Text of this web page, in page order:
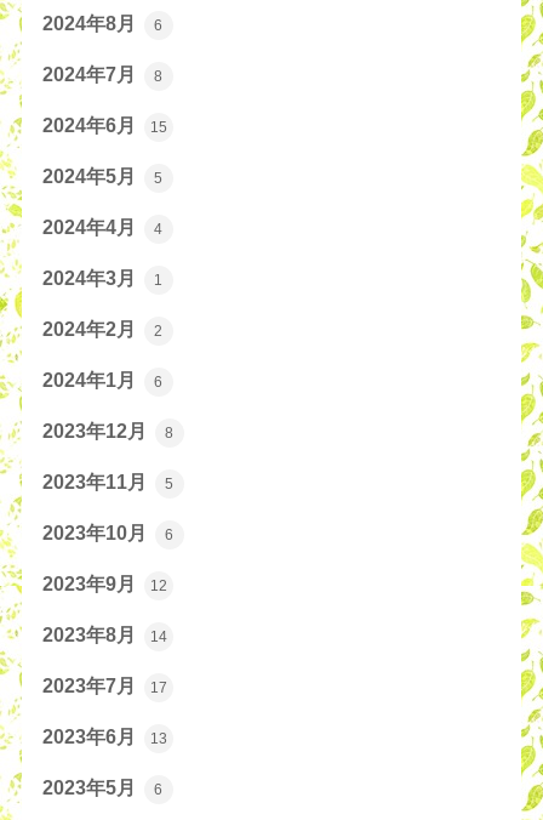
2024年8月 6
2024年7月 8
2024年6月 15
2024年5月 5
2024年4月 4
2024年3月 1
2024年2月 2
2024年1月 6
2023年12月 8
2023年11月 5
2023年10月 6
2023年9月 12
2023年8月 14
2023年7月 17
2023年6月 13
2023年5月 6